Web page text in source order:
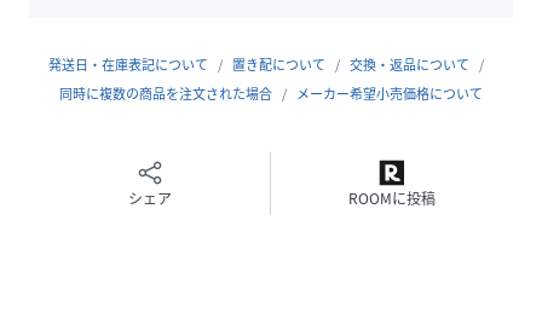
サイズ S/M[S/M]、L/XL[L/XL]
発送日・在庫表記について 置き配について
交換・返品について
同時に複数の商品を注文された場合
メーカー希望小売価格について
シェア ROOMに投稿